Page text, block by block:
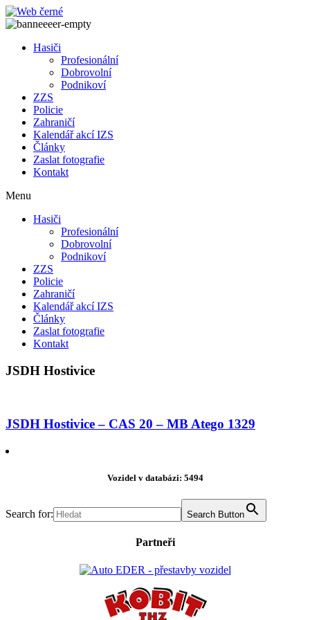
Přejít
k
Hasiči
Profesionální
Dobrovolní
Podnikoví
ZZS
Policie
Zahraničí
Kalendář akcí IZS
Články
Zaslat fotografie
Kontakt
Menu
Hasiči
Profesionální
Dobrovolní
Podnikoví
ZZS
Policie
Zahraničí
Kalendář akcí IZS
Články
Zaslat fotografie
Kontakt
JSDH Hostivice
JSDH Hostivice – CAS 20 – MB Atego 1329
Vozidel v databázi: 5494
Search for: Search Button
Partneři